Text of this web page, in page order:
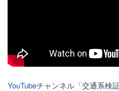
YouTubeチャンネル「交通系検